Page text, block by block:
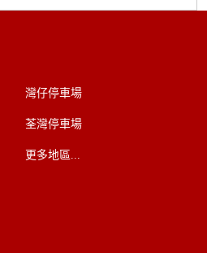
灣仔停車場
荃灣停車場
更多地區...